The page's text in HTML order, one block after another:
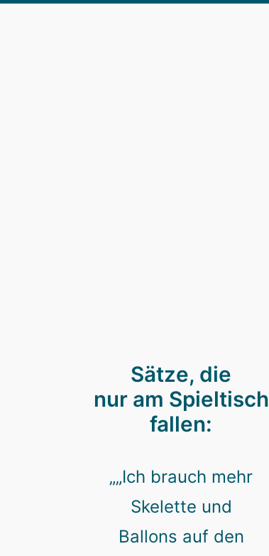
Sätze, die
nur am Spieltisch
fallen:
„„Ich brauch mehr
Skelette und
Ballons auf den